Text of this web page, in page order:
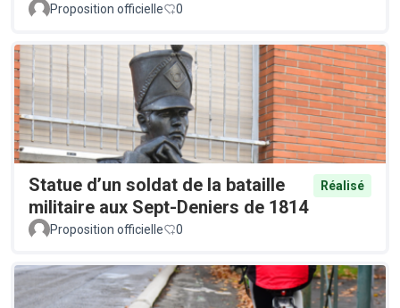
Proposition officielle
0
Statue d’un soldat de la bataille
militaire aux Sept-Deniers de 1814
Réalisé
Proposition officielle 0